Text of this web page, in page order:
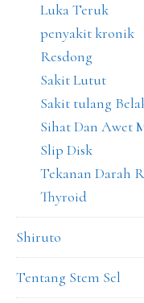
Luka Teruk
penyakit kronik
Resdong
Sakit Lutut
Sakit tulang
Sihat Dan Awet
Slip Disk
Tekanan Darah
Thyroid
Shiruto
Tentang Stem Sel